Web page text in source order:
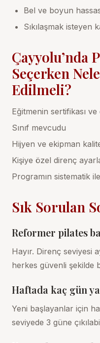
Bel ve boyun
Sıkılaşmak isteyen
Çayyolu’nda
Seçerken
Edilmeli?
Eğitmenin sertifikası ve
Sınıf mevcudu
Hijyen ve ekipman
Kişiye özel direnç
Programın sistematik
Sık Sorulan
Reformer pilates
Hayır. Direnç seviyesi
herkes güvenli şekilde
Haftada kaç gün
Yeni başlayanlar için
seviyede 3 güne